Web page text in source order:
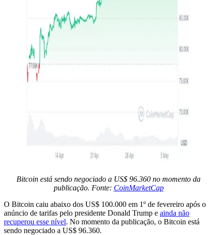
Bitcoin está sendo negociado a US$ 96.360 no momento da
publicação. Fonte: CoinMarketCap
O Bitcoin caiu abaixo dos US$ 100.000 em 1º de fevereiro após o
anúncio de tarifas pelo presidente Donald Trump e ainda não
recuperou esse nível. No momento da publicação, o Bitcoin está
sendo negociado a US$ 96.360.